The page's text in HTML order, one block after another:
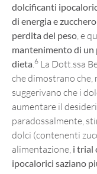
dolcificanti
di energia e
perdita del peso , e
mantenimento di un
dieta 6 La Dott.ssa
che dimostrano
suggerivano che i
aumentare il
paradossalmente,
dolci (contenenti
alimentazione, i trial
ipocalorici saziano